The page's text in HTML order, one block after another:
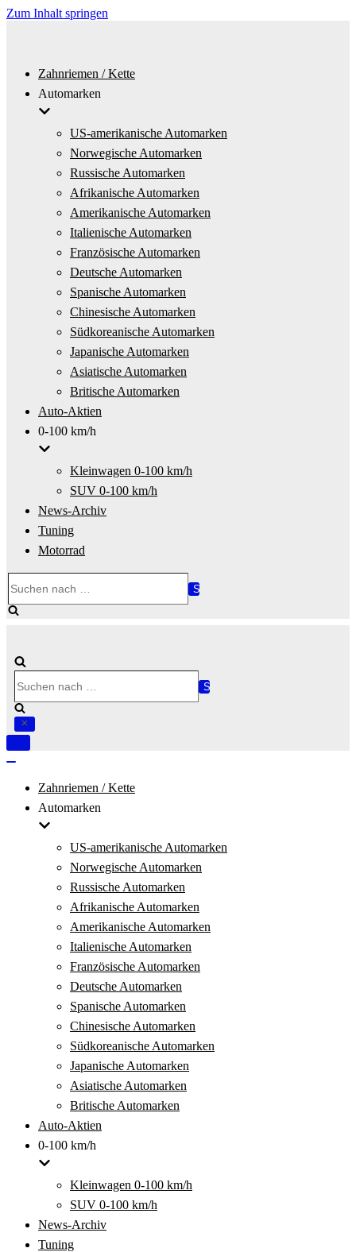
Zum Inhalt springen
Zahnriemen / Kette
Automarken
US-amerikanische Automarken
Norwegische Automarken
Russische Automarken
Afrikanische Automarken
Amerikanische Automarken
Italienische Automarken
Französische Automarken
Deutsche Automarken
Spanische Automarken
Chinesische Automarken
Südkoreanische Automarken
Japanische Automarken
Asiatische Automarken
Britische Automarken
Auto-Aktien
0-100 km/h
Kleinwagen 0-100 km/h
SUV 0-100 km/h
News-Archiv
Tuning
Motorrad
nach …
nach …
Navigation
Zahnriemen / Kette
Automarken
US-amerikanische Automarken
Norwegische Automarken
Russische Automarken
Afrikanische Automarken
Amerikanische Automarken
Italienische Automarken
Französische Automarken
Deutsche Automarken
Spanische Automarken
Chinesische Automarken
Südkoreanische Automarken
Japanische Automarken
Asiatische Automarken
Britische Automarken
Auto-Aktien
0-100 km/h
Kleinwagen 0-100 km/h
SUV 0-100 km/h
News-Archiv
Tuning